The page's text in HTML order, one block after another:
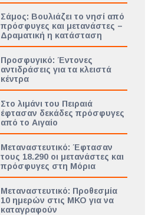
Σάμος: Βουλιάζει το νησί από
πρόσφυγες και μετανάστες –
Δραματική η κατάσταση
Προσφυγικό: Έντονες
αντιδράσεις για τα κλειστά
κέντρα
Στο λιμάνι του Πειραιά
έφτασαν δεκάδες πρόσφυγες
από το Αιγαίο
Μεταναστευτικό: Έφτασαν
τους 18.290 οι μετανάστες και
πρόσφυγες στη Μόρια
Μεταναστευτικό: Προθεσμία
10 ημερών στις ΜΚΟ για να
καταγραφούν